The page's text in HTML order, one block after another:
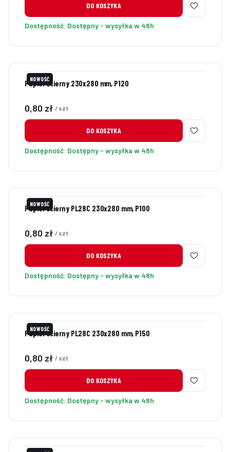
DO KOSZYKA
Dostępność: Dostępny - wysyłka w 48h
NOWOŚĆ
Papier ścierny 230x280 mm, P120
Cena
0,80 zł / szt
DO KOSZYKA
Dostępność: Dostępny - wysyłka w 48h
NOWOŚĆ
Papier ścierny PL28C 230x280 mm, P100
Cena
0,80 zł / szt
DO KOSZYKA
Dostępność: Dostępny - wysyłka w 48h
NOWOŚĆ
Papier ścierny PL28C 230x280 mm, P150
Cena
0,80 zł / szt
DO KOSZYKA
Dostępność: Dostępny - wysyłka w 48h